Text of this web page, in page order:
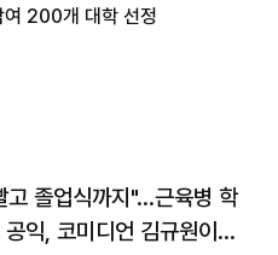
여 200개 대학 선정
고 졸업식까지"…근육병 학
익, 코미디언 김규원이었